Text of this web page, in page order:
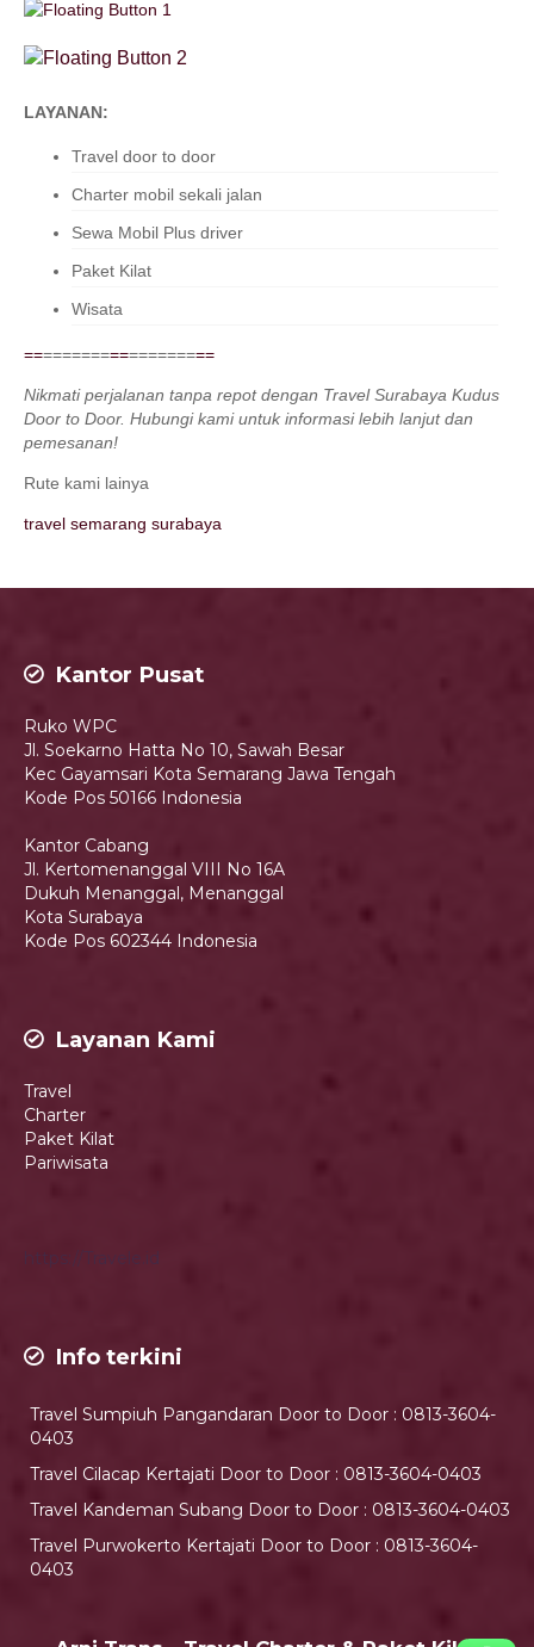
LAYANAN:
Travel door to door
Charter mobil sekali jalan
Sewa Mobil Plus driver
Paket Kilat
Wisata
====================
Nikmati perjalanan tanpa repot dengan Travel Surabaya Kudus
Door to Door. Hubungi kami untuk informasi lebih lanjut dan
pemesanan!
Rute kami lainya
travel semarang surabaya
Kantor Pusat
Ruko WPC
Jl. Soekarno Hatta No 10, Sawah Besar
Kec Gayamsari Kota Semarang Jawa Tengah
Kode Pos 50166 Indonesia
Kantor Cabang
Jl. Kertomenanggal VIII No 16A
Dukuh Menanggal, Menanggal
Kota Surabaya
Kode Pos 602344 Indonesia
Layanan Kami
Travel
Charter
Paket Kilat
Pariwisata
Info terkini
Travel Sumpiuh Pangandaran Door to Door : 0813-3604-
0403
Travel Cilacap Kertajati Door to Door : 0813-3604-0403
Travel Kandeman Subang Door to Door : 0813-3604-0403
Travel Purwokerto Kertajati Door to Door : 0813-3604-
0403